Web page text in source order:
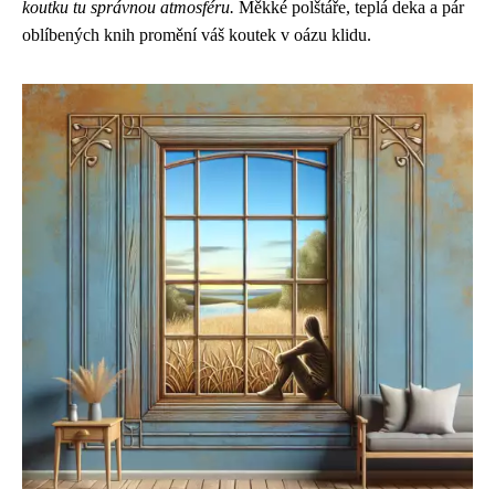
koutku tu správnou atmosféru. Měkké polštáře, teplá deka a pár
oblíbených knih promění váš koutek v oázu klidu.